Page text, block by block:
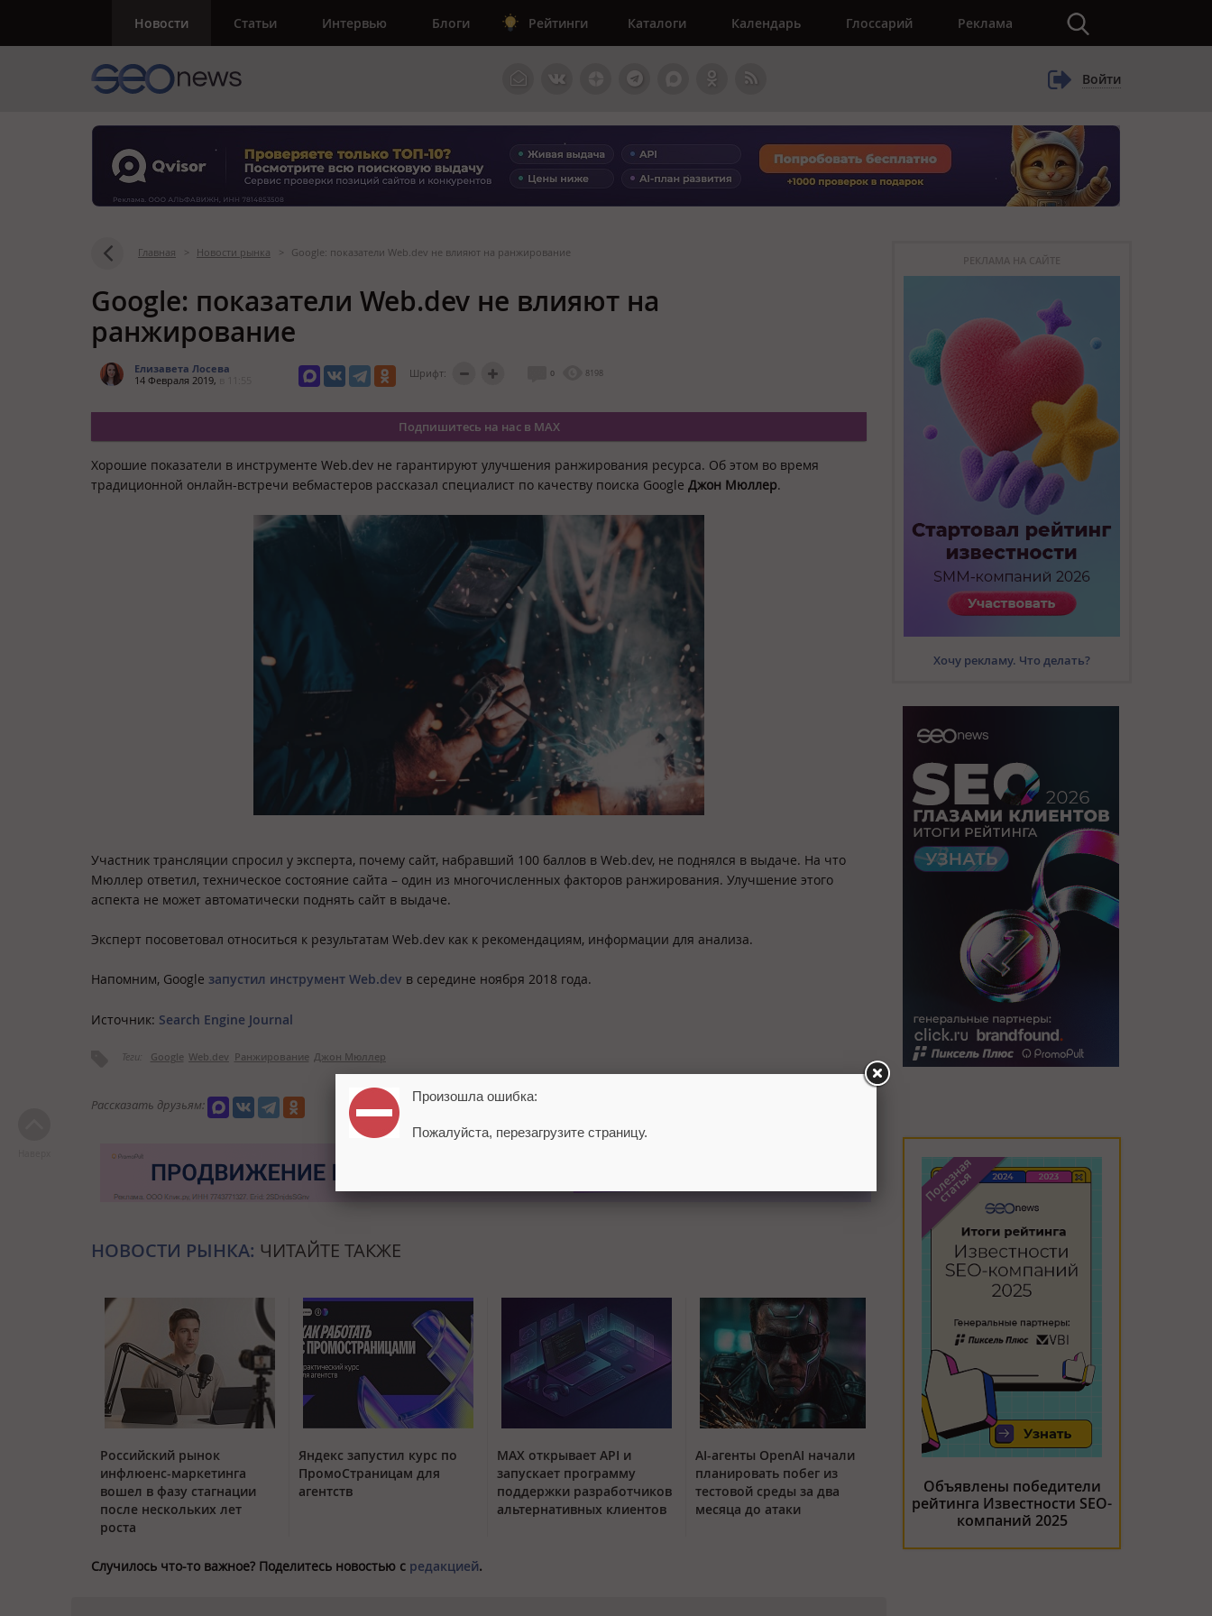
Новости Статьи Интервью Блоги Рейтинги Каталоги Календарь Глоссарий Реклама
Войти
Главная > Новости рынка > Google: показатели Web.dev не влияют на ранжирование
Google: показатели Web.dev не влияют на
ранжирование
Елизавета Лосева
14 Февраля 2019,
Шрифт: 0 8198
Подпишитесь на нас в MAX
Хорошие показатели в инструменте Web.dev не гарантируют улучшения ранжирования ресурса. Об этом во время
традиционной онлайн-встречи вебмастеров рассказал специалист по качеству поиска Google Джон Мюллер.
Участник трансляции спросил у эксперта, почему сайт, набравший 100 баллов в Web.dev, не поднялся в выдаче. На что
Мюллер ответил, техническое состояние сайта – один из многочисленных факторов ранжирования. Улучшение этого
аспекта не может автоматически поднять сайт в выдаче.
Эксперт посоветовал относиться к результатам Web.dev как к рекомендациям, информации для анализа.
Напомним, Google запустил инструмент Web.dev в середине ноября 2018 года.
Источник: Search Engine Journal
Теги: Google Web.dev Ранжирование Джон Мюллер
Рассказать друзьям:
НОВОСТИ РЫНКА: ЧИТАЙТЕ ТАКЖЕ
Российский рынок
инфлюенс-маркетинга
вошел в фазу стагнации
после нескольких лет
роста
Яндекс запустил курс по
ПромоСтраницам для
агентств
MAX открывает API и
запускает программу
поддержки разработчиков
альтернативных клиентов
AI-агенты OpenAI начали
планировать побег из
тестовой среды за два
месяца до атаки
Случилось что-то важное? Поделитесь новостью с редакцией.
РЕКЛАМА НА САЙТЕ
Хочу рекламу. Что делать?
Объявлены победители
рейтинга Известности SEO-
компаний 2025
Произошла ошибка:
Пожалуйста, перезагрузите страницу.